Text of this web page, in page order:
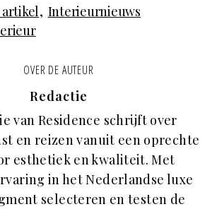
artikel
Interieurnieuws
OVER DE AUTEUR
Redactie
van Residence schrijft over
en reizen vanuit een oprechte
esthetiek en kwaliteit. Met
in het Nederlandse luxe
selecteren en testen de